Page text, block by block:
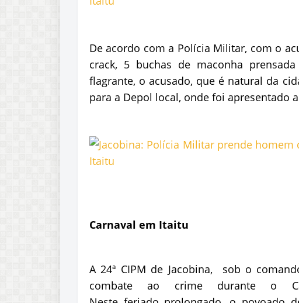
De acordo com a Polícia Militar, com o
crack, 5 buchas de maconha
flagrante, o acusado, que é natural da
para a Depol local, onde foi apresentado
Carnaval em Itaitu
A 24ª CIPM de Jacobina, sob o
combate ao crime durante o